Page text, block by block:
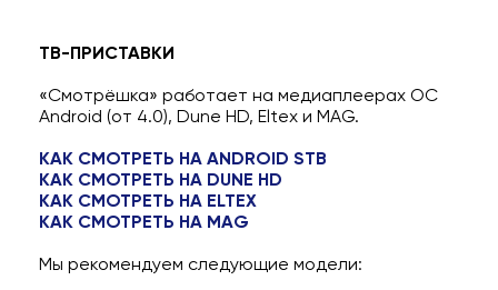
ТВ-ПРИСТАВКИ
«Смотрёшка» работает на медиаплеерах ОС
Android (от 4.0), Dune HD, Eltex и MAG.
КАК СМОТРЕТЬ НА ANDROID STB
КАК СМОТРЕТЬ НА DUNE HD
КАК СМОТРЕТЬ НА ELTEX
КАК СМОТРЕТЬ НА MAG
Мы рекомендуем следующие модели: